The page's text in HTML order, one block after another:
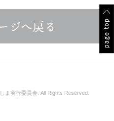
ジへ戻る
ま実行委員会. All Rights Reserved.